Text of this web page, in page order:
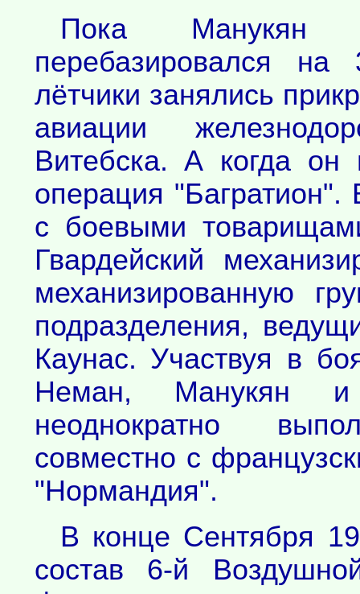
Пока Манукян
перебазировался
лётчики занялись
авиации
Витебска. А когда он
операция
с боевыми
Гвардейский
механизированную
подразделения,
Каунас. Участвуя в
Неман, Манукян и
неоднократно
совместно с
"Нормандия".
В конце Сентября
состав 6-й